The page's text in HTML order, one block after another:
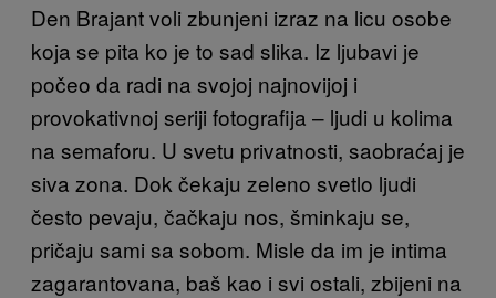
Den Brajant voli zbunjeni izraz na licu osobe
koja se pita ko je to sad slika. Iz ljubavi je
počeo da radi na svojoj najnovijoj i
provokativnoj seriji fotografija – ljudi u kolima
na semaforu. U svetu privatnosti, saobraćaj je
siva zona. Dok čekaju zeleno svetlo ljudi
često pevaju, čačkaju nos, šminkaju se,
pričaju sami sa sobom. Misle da im je intima
zagarantovana, baš kao i svi ostali, zbijeni na